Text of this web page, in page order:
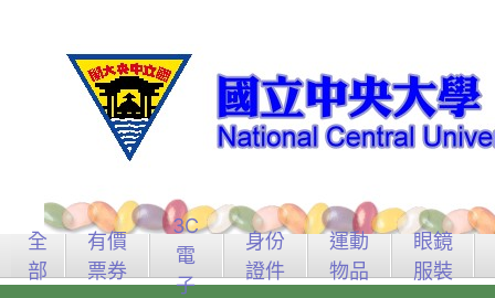
全
部
有價
票券
3C
電
子
身份
證件
運動
物品
眼鏡
服裝